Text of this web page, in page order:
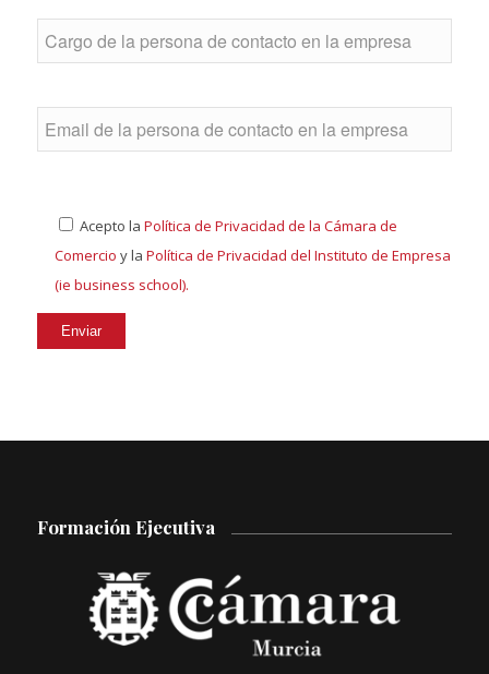
Acepto la Política de Privacidad de la Cámara de
Comercio y la Política de Privacidad del Instituto de Empresa
(ie business school).
Formación Ejecutiva